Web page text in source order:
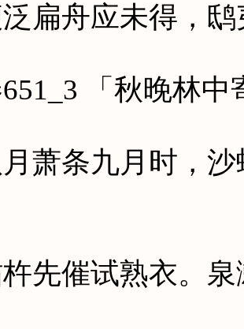
舟应未得，鸱
「秋晚林中
条九月时，沙
催试熟衣。泉